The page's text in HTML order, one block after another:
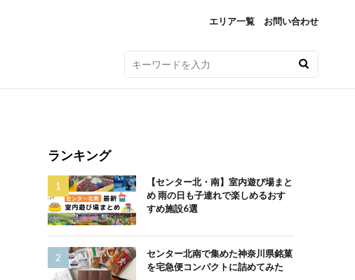
エリア一覧 お問い合わせ
ランキング
【センター北・南】室内遊び場まと
め 雨の日も子連れで楽しめるおす
すめ施設6選
センター北南で集めた神奈川県銘菓
を宅急便コンパクトに詰めてみた